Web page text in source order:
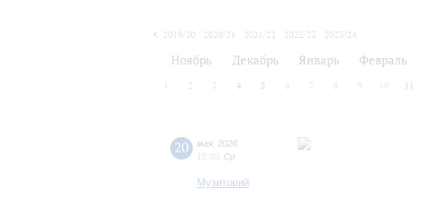
2019/20
2020/21 2021/22 2022/23
2023/24
Ноябрь Декабрь Январь Февраль
2 3 4 5 6 7 8 9 10 11
20 мая 2026
18:00 Ср
Музиторий